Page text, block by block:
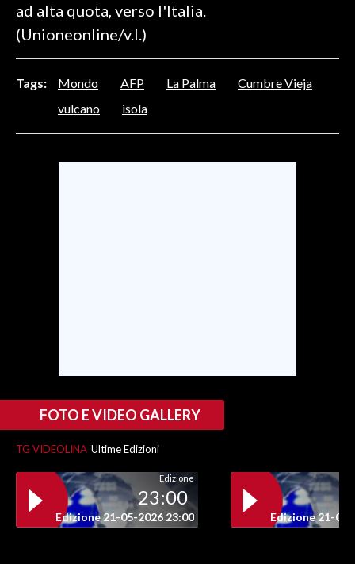
SARDEGNA TURISMO
NOTIZIE
STORE
ad alta quota, verso l'Italia.
(Unioneonline/v.l.)
Tags: Mondo AFP La Palma
Cumbre Vieja
vulcano
isola
FOTO E VIDEO GALLERY
TG VIDEOLINA Ultime Edizioni
Edizione
23:00
Edizione 21-05-2026 23:00 Edizione 21-05-